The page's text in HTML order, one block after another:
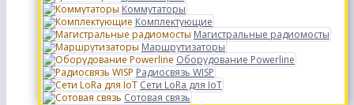
Коммутаторы
Комплектующие
Магистральные радиомосты
Маршрутизаторы
Оборудование Powerline
Радиосвязь WISP
Сети LoRa для IoT
Сотовая связь